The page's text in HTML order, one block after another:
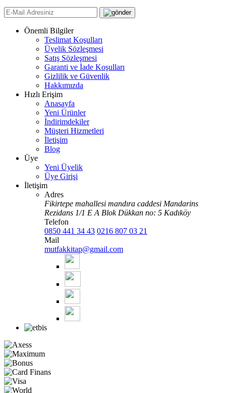
Önemli Bilgiler
Teslimat Koşulları
Üyelik Sözleşmesi
Satış Sözleşmesi
Garanti ve İade Koşulları
Gizlilik ve Güvenlik
Hakkımızda
Hızlı Erişim
Anasayfa
Yeni Ürünler
İndirimdekiler
Müşteri Hizmetleri
İletişim
Blog
Üye
Yeni Üyelik
Üye Girişi
İletişim
Adres
Fikirtepe mahallesi mandıra caddesi Mandarins
Rezidans 1/1 E A Blok Dükkan no: 5 Kadıköy
Telefon
0850 441 34 43 0216 807 03 21
Mail
mutfakkitap@gmail.com